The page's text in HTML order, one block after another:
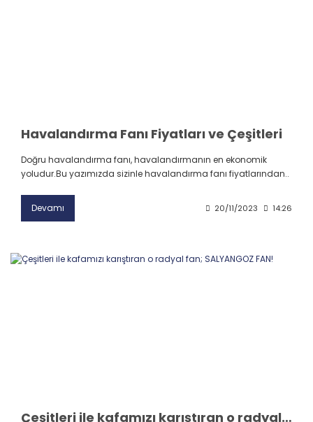
Havalandırma Fanı Fiyatları ve Çeşitleri
Doğru havalandırma fanı, havalandırmanın en ekonomik
yoludur.Bu yazımızda sizinle havalandırma fanı fiyatlarından..
Devamı 20/11/2023 14:26
Çeşitleri ile kafamızı karıştıran o radyal fan; SALYANGOZ FAN!